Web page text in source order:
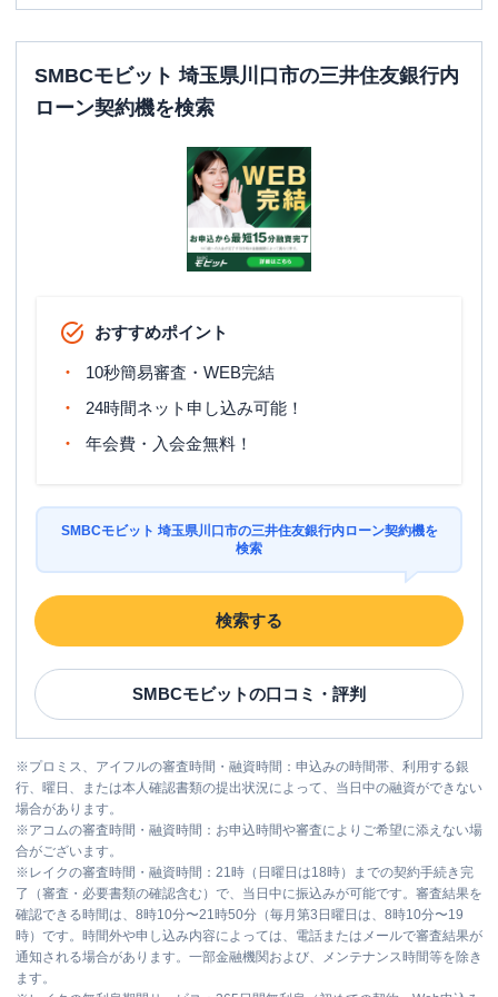
SMBCモビット 埼玉県川口市の三井住友銀行内
ローン契約機を検索
おすすめポイント
10秒簡易審査・WEB完結
24時間ネット申し込み可能！
年会費・入会金無料！
SMBCモビット 埼玉県川口市の三井住友銀行内ローン契約機を
検索
検索する
SMBCモビットの口コミ・評判
※プロミス、アイフルの審査時間・融資時間：申込みの時間帯、利用する銀
行、曜日、または本人確認書類の提出状況によって、当日中の融資ができない
場合があります。
※アコムの審査時間・融資時間：お申込時間や審査によりご希望に添えない場
合がございます。
※ レイクの審査時間・融資時間：21時（日曜日は18時）までの契約手続き完
了（審査・必要書類の確認含む）で、当日中に振込みが可能です。審査結果を
確認できる時間は、8時10分〜21時50分（毎月第3日曜日は、8時10分〜19
時）です。時間外や申し込み内容によっては、電話またはメールで審査結果が
通知される場合があります。一部金融機関および、メンテナンス時間等を除き
ます。